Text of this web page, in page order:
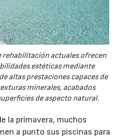
rehabilitación actuales ofrecen
estéticas mediante
altas prestaciones capaces de
minerales, acabados
de aspecto natural.
la primavera, muchos
a punto sus piscinas para